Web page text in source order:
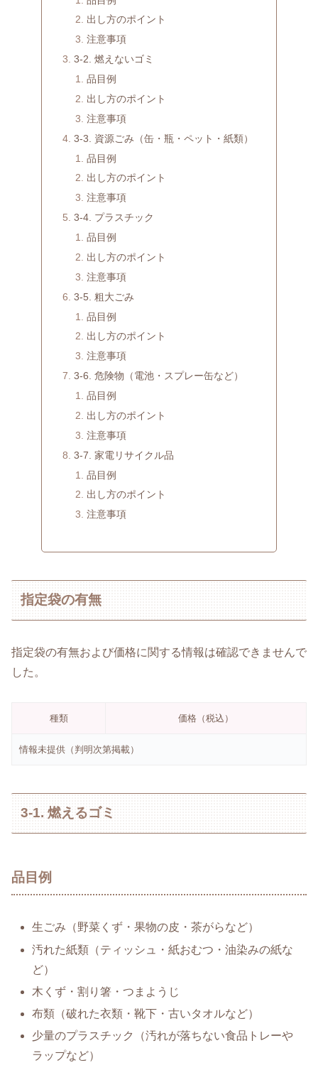
出し方のポイント
注意事項
3-2. 燃えないゴミ
品目例
出し方のポイント
注意事項
3-3. 資源ごみ（缶・瓶・ペット・紙類）
品目例
出し方のポイント
注意事項
3-4. プラスチック
品目例
出し方のポイント
注意事項
3-5. 粗大ごみ
品目例
出し方のポイント
注意事項
3-6. 危険物（電池・スプレー缶など）
品目例
出し方のポイント
注意事項
3-7. 家電リサイクル品
品目例
出し方のポイント
注意事項
指定袋の有無
指定袋の有無および価格に関する情報は確認できませんで
した。
種類 価格（税込）
情報未提供（判明次第掲載）
3-1. 燃えるゴミ
品目例
生ごみ（野菜くず・果物の皮・茶がらなど）
汚れた紙類（ティッシュ・紙おむつ・油染みの紙な
ど）
木くず・割り箸・つまようじ
布類（破れた衣類・靴下・古いタオルなど）
少量のプラスチック（汚れが落ちない食品トレーや
ラップなど）